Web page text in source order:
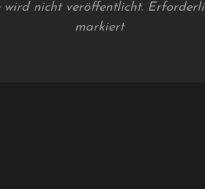
wird nicht veröffentlicht.
markiert